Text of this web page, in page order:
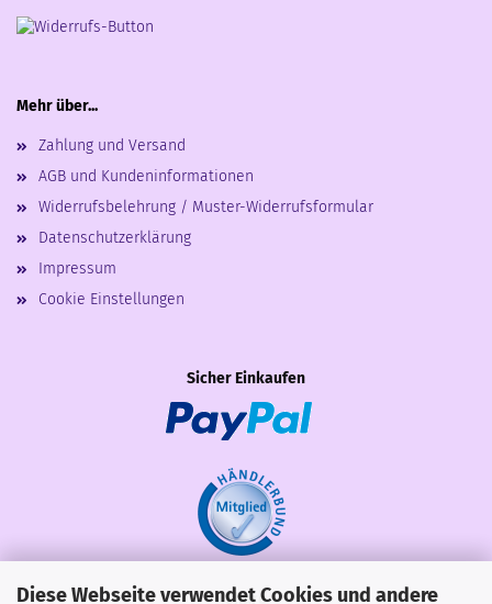
Diese Webseite verwendet Cookies und andere
Mehr über...
Zahlung und Versand
AGB und Kundeninformationen
Widerrufsbelehrung / Muster-Widerrufsformular
Datenschutzerklärung
Impressum
Cookie Einstellungen
Sicher Einkaufen
Share